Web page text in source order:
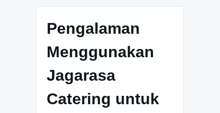
Pengalaman
Menggunakan
Jagarasa
Catering untuk